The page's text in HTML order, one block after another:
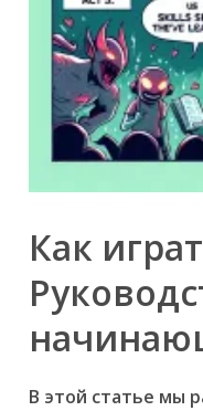
Как
В этой статье мы